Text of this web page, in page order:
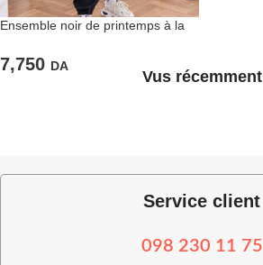
Ensemble noir de printemps à la
7,750 DA
Vus récemment
Service client
098 230 11 75